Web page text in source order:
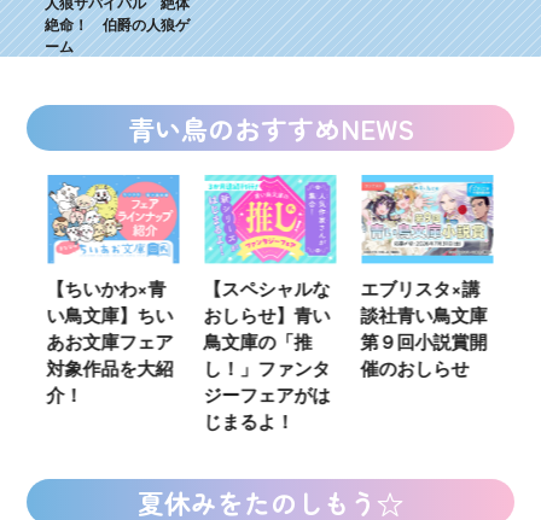
絶命！ 伯爵の人狼ゲ
ーム
青い鳥のおすすめNEWS
【ちいかわ×青
い鳥文庫】ちい
あお文庫フェア
対象作品を大紹
介！
【スペシャルな
おしらせ】青い
鳥文庫の「推
し！」ファンタ
ジーフェアがは
じまるよ！
エブリスタ×講
談社青い鳥文庫
第９回小説賞開
催のおしらせ
夏休みをたのしもう☆